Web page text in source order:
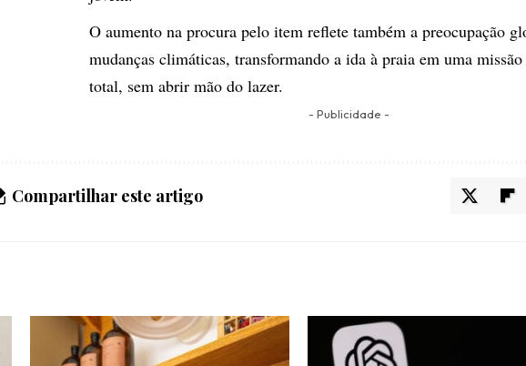
​O aumento na procura pelo item reflete também a preocupação
mudanças climáticas, transformando a ida à praia em uma
total, sem abrir mão do lazer.
- Publicidade -
Compartilhar este artigo